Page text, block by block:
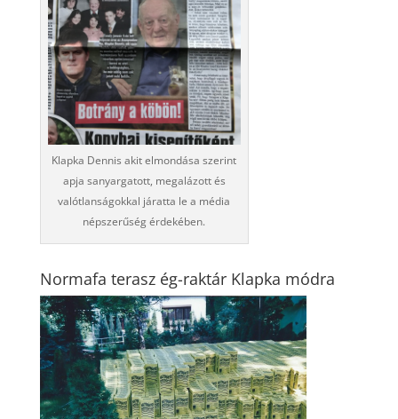
Klapka Dennis akit elmondása szerint
apja sanyargatott, megalázott és
valótlanságokkal járatta le a média
népszerűség érdekében.
Normafa terasz ég-raktár Klapka módra